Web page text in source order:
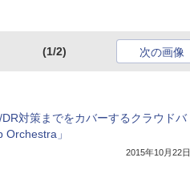
(1/2) 次の画像
対策までをカバーするクラウドバ
Orchestra」
2015年10月22日